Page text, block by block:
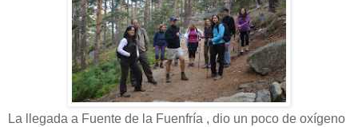
La llegada a Fuente de la Fuenfría , dio un poco de oxígeno